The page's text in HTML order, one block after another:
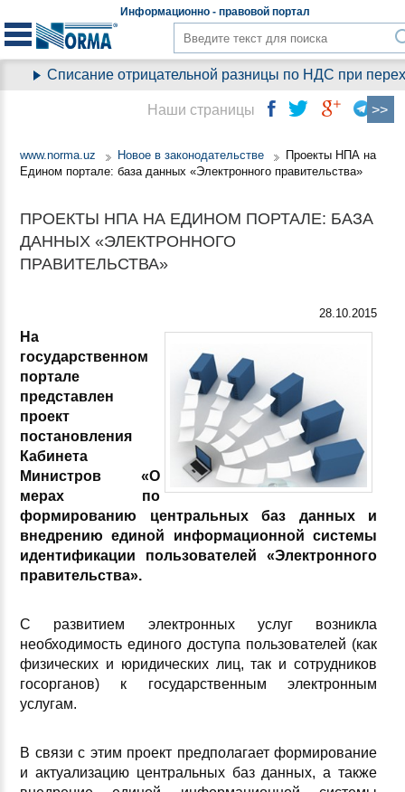
Информационно - правовойпортал
Списание отрицательной разницы по НДС при
www.norma.uz Новое в законодательстве
Проекты НПА на
Едином портале: база данных «Электронного правительства»
ПРОЕКТЫ НПА НА ЕДИНОМ ПОРТАЛЕ: БАЗА
ДАННЫХ «ЭЛЕКТРОННОГО
ПРАВИТЕЛЬСТВА»
28.10.2015
На
государственном
портале
представлен
проект
постановления
Кабинета
Министров «О
мерах по
формированию центральных баз данных и
внедрению единой информационной системы
идентификации пользователей
«Электронного
правительства».
С развитием электронных услуг возникла
необходимость единого доступа пользователей (как
физических и юридических лиц, так и сотрудников
госорганов) к государственным электронным
услугам.
В связи с этим проект предполагает формирование
и актуализацию центральных баз данных, а также
Наши страницы